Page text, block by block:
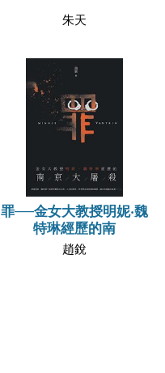
朱天
罪──金女大教授明妮‧魏
特琳經歷的南
趙銳